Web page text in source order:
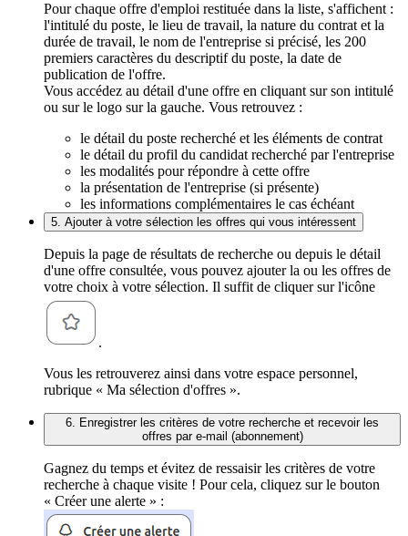
Pour chaque offre d'emploi restituée dans la liste, s'affichent :
l'intitulé du poste, le lieu de travail, la nature du contrat et la
durée de travail, le nom de l'entreprise si précisé, les 200
premiers caractères du descriptif du poste, la date de
publication de l'offre.
Vous accédez au détail d'une offre en cliquant sur son intitulé
ou sur le logo sur la gauche. Vous retrouvez :
le détail du poste recherché et les éléments de contrat
le détail du profil du candidat recherché par l'entreprise
les modalités pour répondre à cette offre
la présentation de l'entreprise (si présente)
les informations complémentaires le cas échéant
5. Ajouter à votre sélection les offres qui vous intéressent
Depuis la page de résultats de recherche ou depuis le détail
d'une offre consultée, vous pouvez ajouter la ou les offres de
votre choix à votre sélection. Il suffit de cliquer sur l'icône
.
Vous les retrouverez ainsi dans votre espace personnel,
rubrique « Ma sélection d'offres ».
6. Enregistrer les critères de votre recherche et recevoir les
offres par e-mail (abonnement)
Gagnez du temps et évitez de ressaisir les critères de votre
recherche à chaque visite ! Pour cela, cliquez sur le bouton
« Créer une alerte » :